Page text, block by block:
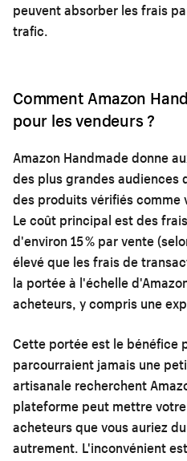
peuvent absorber les frais
trafic.
Comment Amazon
pour les vendeurs ?
Amazon Handmade donne
des plus grandes audiences
des produits vérifiés comme
Le coût principal est des
d'environ 15 % par vente
élevé que les frais de
la portée à l'échelle
acheteurs, y compris une
Cette portée est le bénéfice
parcourraient jamais une
artisanale recherchent
plateforme peut mettre
acheteurs que vous auriez
autrement. L'inconvénient